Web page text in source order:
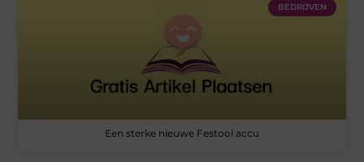
BEDRIJVEN
Een sterke nieuwe Festool accu